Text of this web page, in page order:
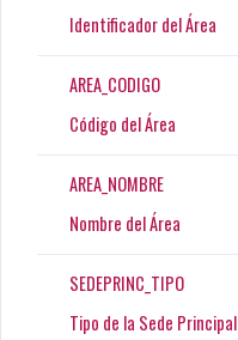
Identificador del Área
AREA_CODIGO
Código del Área
AREA_NOMBRE
Nombre del Área
SEDEPRINC_TIPO
Tipo de la Sede Principal